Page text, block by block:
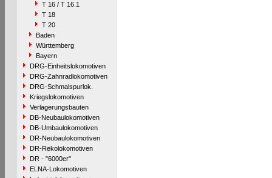
T 16 / T 16.1
T 18
T 20
Baden
Württemberg
Bayern
DRG-Einheitslokomotiven
DRG-Zahnradlokomotiven
DRG-Schmalspurlok.
Kriegslokomotiven
Verlagerungsbauten
DB-Neubaulokomotiven
DB-Umbaulokomotiven
DR-Neubaulokomotiven
DR-Rekolokomotiven
DR - "6000er"
ELNA-Lokomotiven